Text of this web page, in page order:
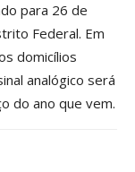
para 26 de
Federal. Em
domicílios
analógico será
do ano que vem.